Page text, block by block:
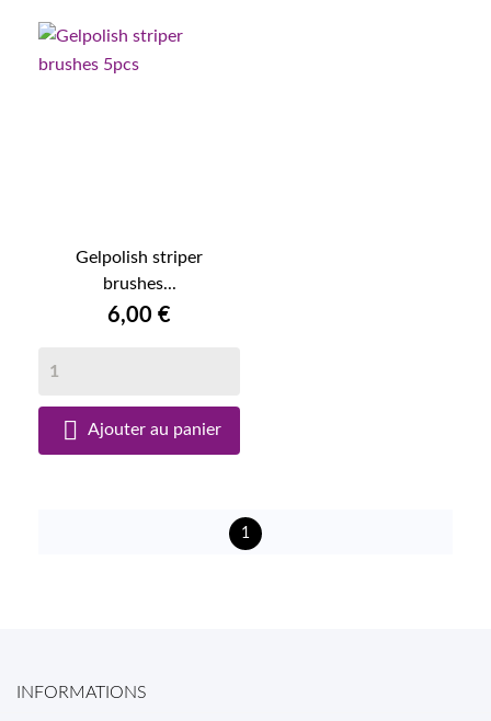
Gelpolish striper
brushes...
6,00 €
 Ajouter au panier
1
INFORMATIONS